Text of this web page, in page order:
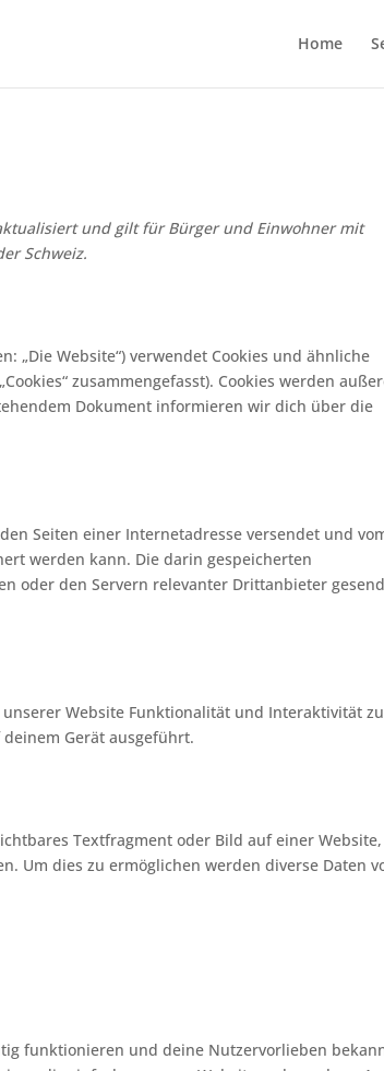
Home
und gilt für Bürger und Einwohner mit
Schweiz.
„Die Website“) verwendet Cookies und ähnliche
zusammengefasst). Cookies werden
Dokument informieren wir dich über die
Seiten einer Internetadresse versendet und
werden kann. Die darin gespeicherten
oder den Servern relevanter Drittanbieter
Website Funktionalität und Interaktivität zu
Gerät ausgeführt.
Textfragment oder Bild auf einer
Um dies zu ermöglichen werden diverse Daten
funktionieren und deine Nutzervorlieben